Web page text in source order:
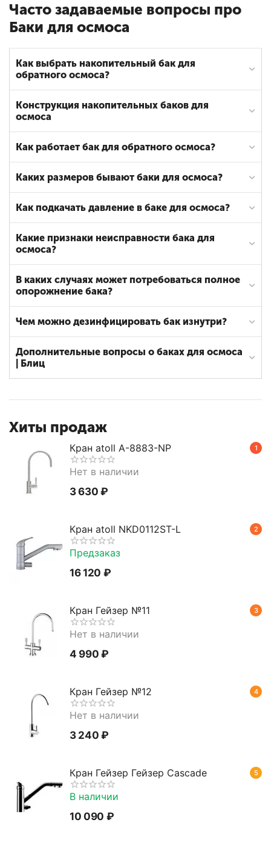
Часто задаваемые вопросы про
Баки для осмоса
Как выбрать накопительный бак для
обратного осмоса?
Конструкция накопительных баков для
осмоса
Как работает бак для обратного осмоса?
Каких размеров бывают баки для осмоса?
Как подкачать давление в баке для осмоса?
Какие признаки неисправности бака для
осмоса?
В каких случаях может потребоваться полное
опорожнение бака?
Чем можно дезинфицировать бак изнутри?
Дополнительные вопросы о баках для осмоса
| Блиц
Хиты продаж
1
Кран atoll A-8883-NP
Нет в наличии
3 630 ₽
2
Кран atoll NKD0112ST-L
Предзаказ
16 120 ₽
3
Кран Гейзер №11
Нет в наличии
4 990 ₽
4
Кран Гейзер №12
Нет в наличии
3 240 ₽
5
Кран Гейзер Гейзер Cascade
В наличии
10 090 ₽